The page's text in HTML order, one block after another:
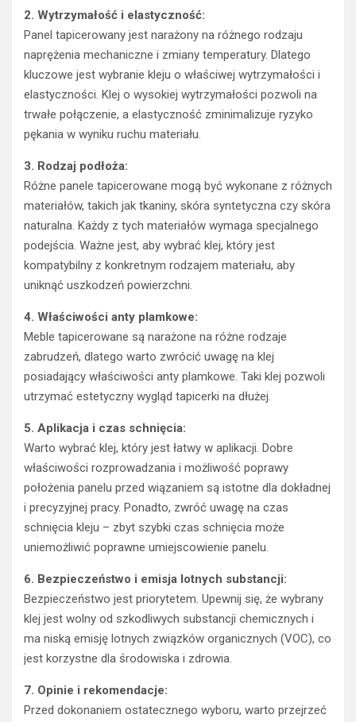
2. Wytrzymałość i elastyczność:
Panel tapicerowany jest narażony na różnego rodzaju
naprężenia mechaniczne i zmiany temperatury. Dlatego
kluczowe jest wybranie kleju o właściwej wytrzymałości i
elastyczności. Klej o wysokiej wytrzymałości pozwoli na
trwałe połączenie, a elastyczność zminimalizuje ryzyko
pękania w wyniku ruchu materiału.
3. Rodzaj podłoża:
Różne panele tapicerowane mogą być wykonane z różnych
materiałów, takich jak tkaniny, skóra syntetyczna czy skóra
naturalna. Każdy z tych materiałów wymaga specjalnego
podejścia. Ważne jest, aby wybrać klej, który jest
kompatybilny z konkretnym rodzajem materiału, aby
uniknąć uszkodzeń powierzchni.
4. Właściwości anty plamkowe:
Meble tapicerowane są narażone na różne rodzaje
zabrudzeń, dlatego warto zwrócić uwagę na klej
posiadający właściwości anty plamkowe. Taki klej pozwoli
utrzymać estetyczny wygląd tapicerki na dłużej.
5. Aplikacja i czas schnięcia:
Warto wybrać klej, który jest łatwy w aplikacji. Dobre
właściwości rozprowadzania i możliwość poprawy
położenia panelu przed wiązaniem są istotne dla dokładnej
i precyzyjnej pracy. Ponadto, zwróć uwagę na czas
schnięcia kleju – zbyt szybki czas schnięcia może
uniemożliwić poprawne umiejscowienie panelu.
6. Bezpieczeństwo i emisja lotnych substancji:
Bezpieczeństwo jest priorytetem. Upewnij się, że wybrany
klej jest wolny od szkodliwych substancji chemicznych i
ma niską emisję lotnych związków organicznych (VOC), co
jest korzystne dla środowiska i zdrowia.
7. Opinie i rekomendacje:
Przed dokonaniem ostatecznego wyboru, warto przejrzeć